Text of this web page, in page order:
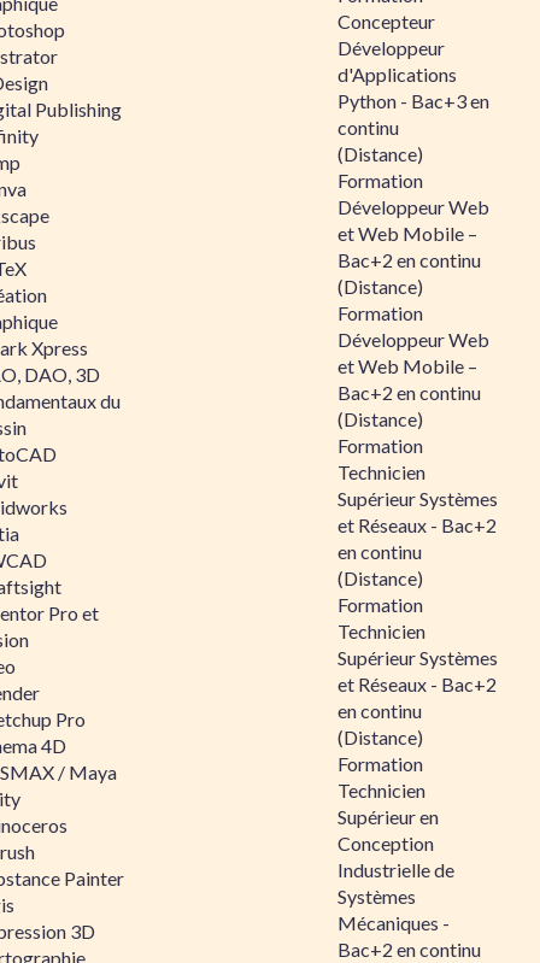
Publishing
Xpress
DAO, 3D
du
Pro et
Pro
4D
/ Maya
Painter
3D
Concepteur
Développeur
d'Applications
Python - Bac+3 en
continu
(Distance)
Formation
Développeur Web
et Web Mobile –
Bac+2 en continu
(Distance)
Formation
Développeur Web
et Web Mobile –
Bac+2 en continu
(Distance)
Formation
Technicien
Supérieur Systèmes
et Réseaux - Bac+2
en continu
(Distance)
Formation
Technicien
Supérieur Systèmes
et Réseaux - Bac+2
en continu
(Distance)
Formation
Technicien
Supérieur en
Conception
Industrielle de
Systèmes
Mécaniques -
Bac+2 en continu